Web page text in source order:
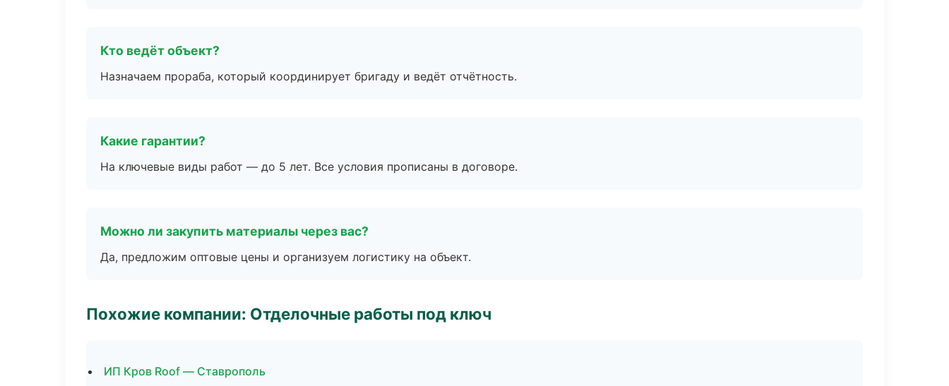
Кто ведёт объект?
Назначаем прораба, который координирует бригаду и ведёт отчётность.
Какие гарантии?
На ключевые виды работ — до 5 лет. Все условия прописаны в договоре.
Можно ли закупить материалы через вас?
Да, предложим оптовые цены и организуем логистику на объект.
Похожие компании: Отделочные работы под ключ
ИП Кров Roof — Ставрополь